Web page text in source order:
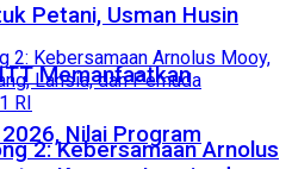
Petani, Usman Husin
Memanfaatkan
Nilai Program
2: Kebersamaan Arnolus